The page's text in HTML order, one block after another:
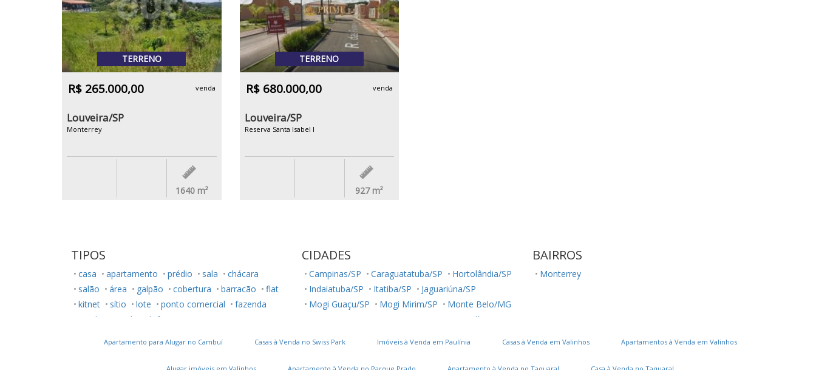
TERRENO
R$ 265.000,00 venda
Louveira/SP
Monterrey
1640 m²
TERRENO
R$ 680.000,00 venda
Louveira/SP
Reserva Santa Isabel I
927 m²
TIPOS
casa apartamento prédio sala
chácara
salão
área galpão cobertura barracão
flat
kitnet
sítio lote ponto comercial
fazenda
rancho
studio loft
CIDADES
Campinas/SP Caraguatatuba/SP
Hortolândia/SP
Indaiatuba/SP
Itatiba/SP
Jaguariúna/SP
Mogi Guaçu/SP
Mogi Mirim/SP
Monte Belo/MG
Paulínia/SP
BAIRROS
Monterrey
Apartamento para Alugar no Cambuí Casas à Venda no Swiss Park Imóveis à Venda em Paulínia Casas à Venda em Valinhos Apartamentos à Venda em Valinhos